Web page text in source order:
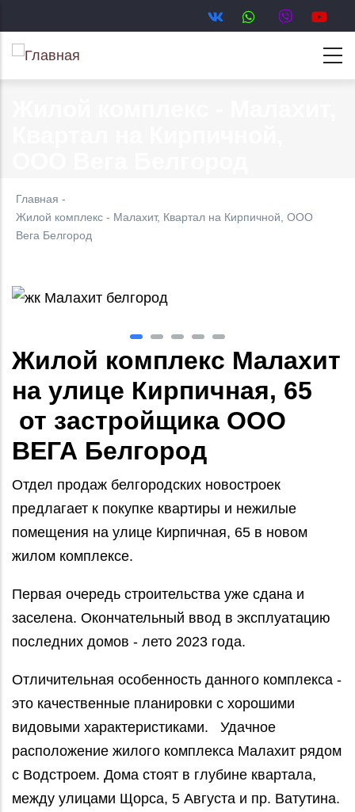
к
основному
содержанию
Главная -
Жилой комплекс - Малахит, Квартал на Кирпичной, ООО
Вега Белгород
Жилой комплекс Малахит
на улице Кирпичная, 65
от застройщика ООО
ВЕГА Белгород
Отдел продаж белгородских новостроек
предлагает к покупке квартиры и нежилые
помещения на улице Кирпичная, 65 в новом
жилом комплексе.
Первая очередь строительства уже сдана и
заселена. Окончательный ввод в эксплуатацию
последних домов - лето 2023 года.
Отличительная особенность данного комплекса -
это качественные планировки с хорошими
видовыми характеристиками. Удачное
расположение жилого комплекса Малахит рядом
с Водстроем. Дома стоят в глубине квартала,
между улицами Щорса, 5 Августа и пр. Ватутина.